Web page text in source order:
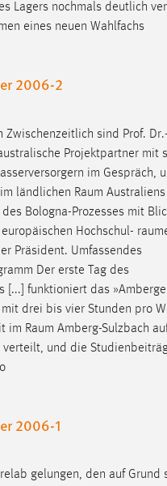
Lagers nochmals deutlich
eines neuen Wahlfachs
2006-2
Zwischenzeitlich sind Prof.
Projektpartner mit
im Gespräch,
ländlichen Raum
Bologna-Prozesses mit
Hochschul-
Präsident. Umfassendes
Der erste Tag des
[...] funktioniert das
mit drei bis vier Stunden pro
im Raum Amberg-Sulzbach
verteilt, und die
2006-1
gelungen, den auf Grund